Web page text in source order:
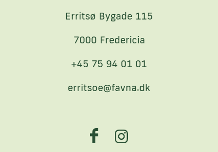
Erritsø Bygade 115
7000 Fredericia
+45 75 94 01 01
erritsoe@favna.dk